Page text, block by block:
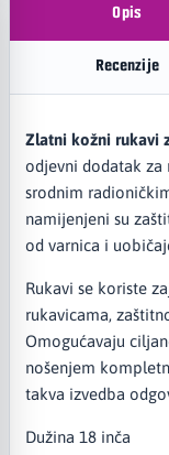
Opis
Recenzije
Zlatni kožni rukavi
odjevni dodatak za
srodnim
namijenjeni su
od varnica i
Rukavi se koriste
rukavicama,
Omogućavaju
nošenjem
takva izvedba
Dužina 18 inča